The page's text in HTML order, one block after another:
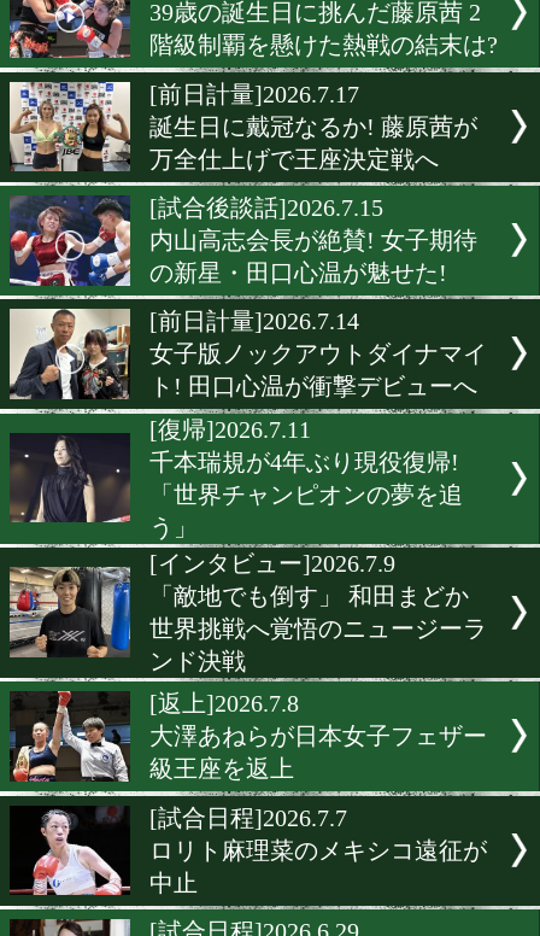
発
[引退]2026.7.22
元WBC女子世界暫定王者
海が現役引退
[試合後談話]2026.7.18
39歳の誕生日に挑んだ藤原
階級制覇を懸けた熱戦の結
[前日計量]2026.7.17
誕生日に戴冠なるか! 藤原
万全仕上げで王座決定戦へ
[試合後談話]2026.7.15
内山高志会長が絶賛! 女子
の新星・田口心温が魅せた!
[前日計量]2026.7.14
女子版ノックアウトダイナ
ト! 田口心温が衝撃デビュ
[復帰]2026.7.11
千本瑞規が4年ぶり現役復
「世界チャンピオンの夢を
う」
[インタビュー]2026.7.9